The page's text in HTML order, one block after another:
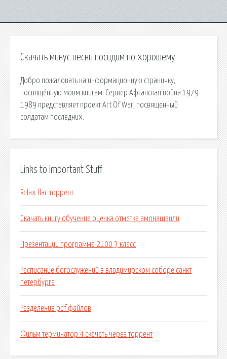
Скачать минус песни посидим по хорошему
Добро пожаловать на информационную страничку,
посвящённую моим книгам. Сервер Афганская война 1979-
1989 представляет проект Art Of War, посвященный
солдатам последних.
Links to Important Stuff
Relax flac торрент
Скачать книгу обучение оценка отметка амонашвили
Презентации программа 2100 3 класс
Расписание богослужений в владимирском соборе санкт
петербурга
Разделение pdf файлов
Фильм терминатор 4 скачать через торрент